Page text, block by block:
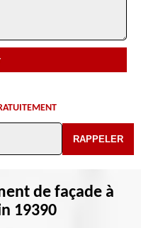
de façade à
19390